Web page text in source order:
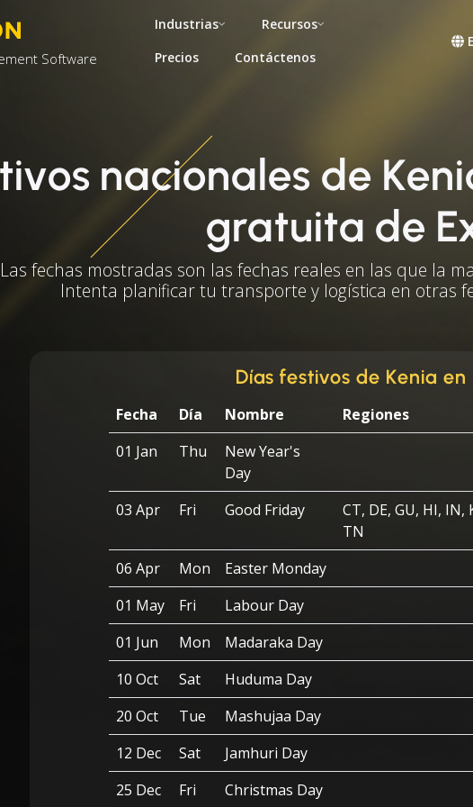
Software
Industrias
Recursos
Precios
Contáctenos
nacionales de
gratuita de
Las fechas mostradas son las fechas reales en las que la
Intenta planificar tu transporte y logística en otras
Días festivos de Kenia
Fecha Día Nombre
Regiones
01 Jan
Thu
New Year's
Day
03 Apr
Fri Good Friday
CT, DE, GU, HI, IN,
TN
06 Apr
Mon
Easter Monday
01 May
Fri
Labour Day
01 Jun
Mon
Madaraka Day
10 Oct
Sat
Huduma Day
20 Oct
Tue
Mashujaa Day
12 Dec
Sat
Jamhuri Day
25 Dec
Fri
Christmas Day